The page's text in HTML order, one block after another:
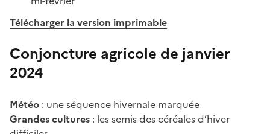
Télécharger la version imprimable
Conjoncture agricole de janvier
2024
Météo : une séquence hivernale marquée
Grandes cultures : les semis des céréales d’hiver